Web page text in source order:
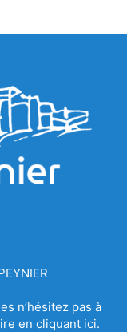
n’hésitez pas à
en cliquant ici.